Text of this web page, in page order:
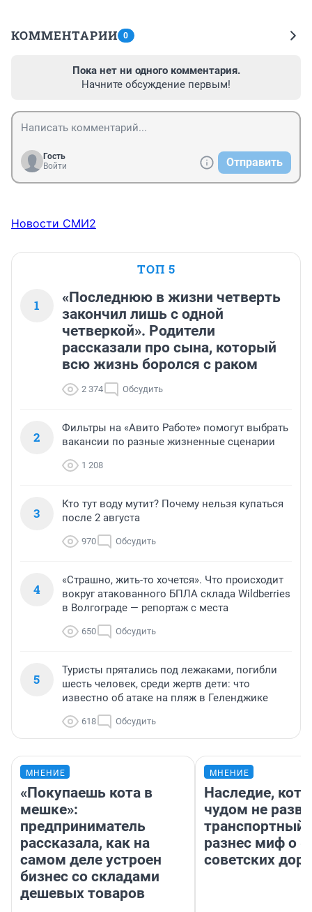
КОММЕНТАРИИ 0
Пока нет ни одного комментария.
Начните обсуждение первым!
Гость
Войти
Отправить
Новости СМИ2
ТОП 5
1
«Последнюю в жизни четверть
закончил лишь с одной
четверкой». Родители
рассказали про сына, который
всю жизнь боролся с раком
2 374 Обсудить
2
Фильтры на «Авито Работе» помогут выбрать
вакансии по разные жизненные сценарии
1 208
3
Кто тут воду мутит? Почему нельзя купаться
после 2 августа
970 Обсудить
4
«Страшно, жить-то хочется». Что происходит
вокруг атакованного БПЛА склада Wildberries
в Волгограде — репортаж с места
650 Обсудить
5
Туристы прятались под лежаками, погибли
шесть человек, среди жертв дети: что
известно об атаке на пляж в Геленджике
618 Обсудить
МНЕНИЕ
«Покупаешь кота в
мешке»:
предприниматель
рассказала, как на
самом деле устроен
бизнес со складами
дешевых товаров
МНЕНИЕ
Наследие,
чудом не
транспортный
разнес миф о
советских